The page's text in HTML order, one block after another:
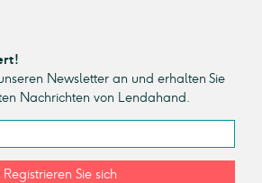
Newsletter an und erhalten Sie
Nachrichten von Lendahand.
Registrieren Sie sich